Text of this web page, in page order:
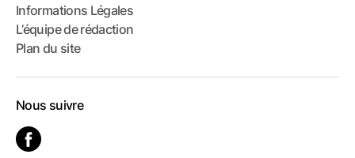
Informations Légales
L’équipe de rédaction
Plan du site
Nous suivre